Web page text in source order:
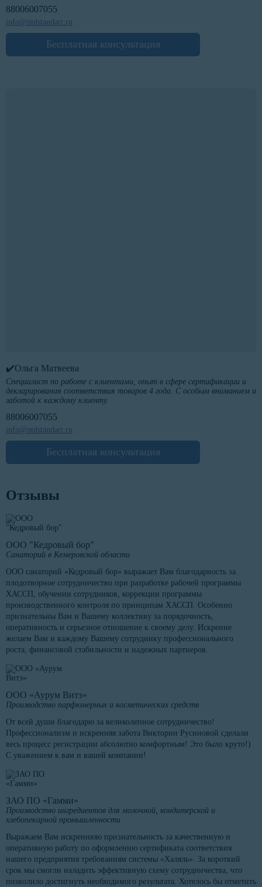
88006007055
info@ntdstandart.ru
Бесплатная консультация
✔️Ольга Матвеева
Специалист по работе с клиентами, опыт в сфере сертификации и
декларирования соответствия товаров 4 года. С особым вниманием и
заботой к каждому клиенту.
88006007055
info@ntdstandart.ru
Бесплатная консультация
Отзывы
ООО "Кедровый бор"
Санаторий в Кемеровской области
ООО санаторий «Кедровый бор» выражает Вам благодарность за
плодотворное сотрудничество при разработке рабочей программы
ХАССП, обучении сотрудников, коррекции программы
производственного контроля по принципам ХАССП. Особенно
признательны Вам и Вашему коллективу за порядочность,
оперативность и серьезное отношение к своему делу. Искренне
желаем Вам и каждому Вашему сотруднику профессионального
роста, финансовой стабильности и надежных партнеров.
ООО «Аурум Витэ»
Производство парфюмерных и косметических средств
От всей души благодарю за великолепное сотрудничество!
Профессионализм и искренняя забота Виктории Русиновой сделали
весь процесс регистрации абсолютно комфортным! Это было круто!)
С уважением к вам и вашей компании!
ЗАО ПО «Гамми»
Производство ингредиентов для молочной, кондитерской и
хлебопекарной промышленности
Выражаем Вам искреннюю признательность за качественную и
оперативную работу по оформлению сертификата соответствия
нашего предприятия требованиям системы «Халяль». За короткий
срок мы смогли наладить эффективную схему сотрудничества, что
позволило достигнуть необходимого результата. Хотелось бы отметить